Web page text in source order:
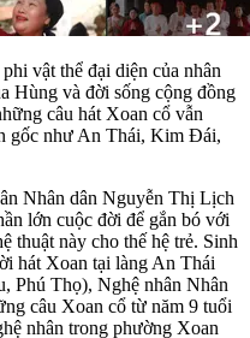
vật thể đại diện của nhân
Hùng và đời sống cộng đồng
câu hát Xoan cổ vẫn
gốc như An Thái, Kim Đái,
Nhân dân Nguyễn Thị Lịch
lớn cuộc đời để gắn bó với
thuật này cho thế hệ trẻ. Sinh
hát Xoan tại làng An Thái
Phú Thọ), Nghệ nhân Nhân
câu Xoan cổ từ năm 9 tuổi
nhân trong phường Xoan